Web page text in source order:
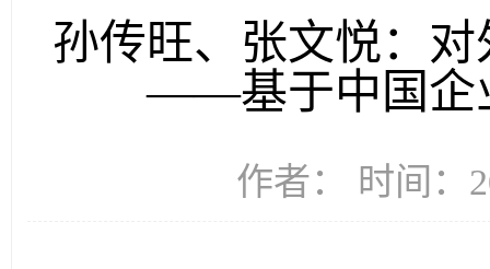
孙传旺、张文悦：
——基于中国企
作者： 时间：